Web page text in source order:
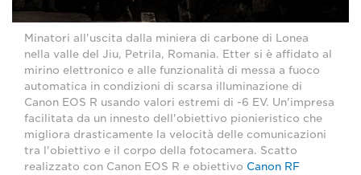
Minatori all'uscita dalla miniera di carbone di Lonea
nella valle del Jiu, Petrila, Romania. Etter si è affidato al
mirino elettronico e alle funzionalità di messa a fuoco
automatica in condizioni di scarsa illuminazione di
Canon EOS R usando valori estremi di -6 EV. Un'impresa
facilitata da un innesto dell'obiettivo pionieristico che
migliora drasticamente la velocità delle comunicazioni
tra l'obiettivo e il corpo della fotocamera. Scatto
realizzato con Canon EOS R e obiettivo Canon RF